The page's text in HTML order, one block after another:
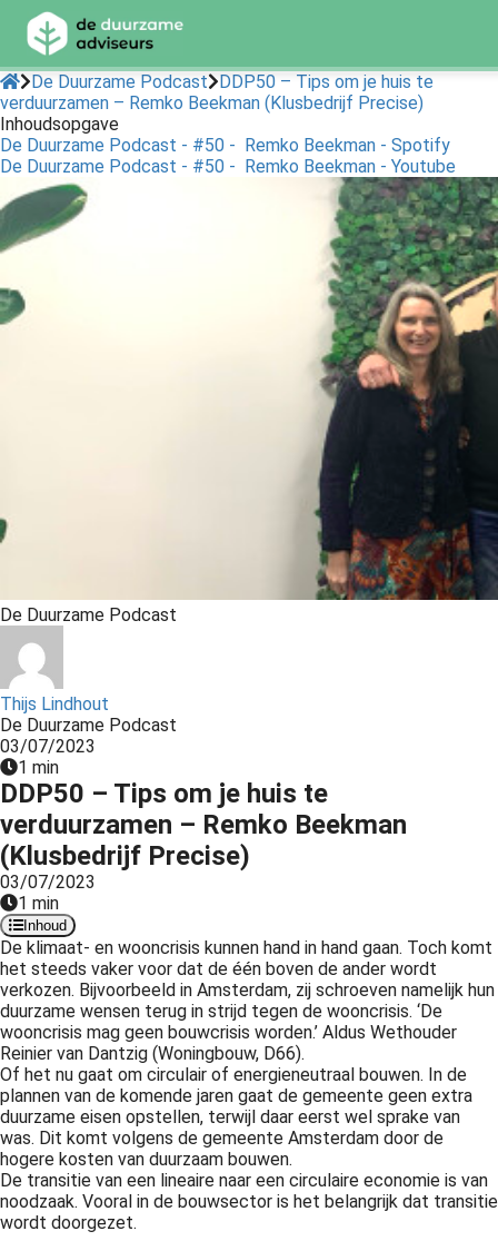
De Duurzame Podcast
DDP50 – Tips om je huis te
verduurzamen – Remko Beekman (Klusbedrijf Precise)
Inhoudsopgave
De Duurzame Podcast - #50 - Remko Beekman - Spotify
De Duurzame Podcast - #50 - Remko Beekman - Youtube
De Duurzame Podcast
Thijs Lindhout
De Duurzame Podcast
03/07/2023
1 min
DDP50 – Tips om je huis te
verduurzamen – Remko Beekman
(Klusbedrijf Precise)
03/07/2023
1 min
Inhoud
De klimaat- en wooncrisis kunnen hand in hand gaan. Toch komt
het steeds vaker voor dat de één boven de ander wordt
verkozen. Bijvoorbeeld in Amsterdam, zij schroeven namelijk hun
duurzame wensen terug in strijd tegen de wooncrisis. ‘De
wooncrisis mag geen bouwcrisis worden.’ Aldus Wethouder
Reinier van Dantzig (Woningbouw, D66).
Of het nu gaat om circulair of energieneutraal bouwen. In de
plannen van de komende jaren gaat de gemeente geen extra
duurzame eisen opstellen, terwijl daar eerst wel sprake van
was. Dit komt volgens de gemeente Amsterdam door de
hogere kosten van duurzaam bouwen.
De transitie van een lineaire naar een circulaire economie is van
noodzaak. Vooral in de bouwsector is het belangrijk dat transitie
wordt doorgezet.
Policy
zijn
worden
om
te
over
van
op
gebruikt
te
de
Hierdoor
website-
van